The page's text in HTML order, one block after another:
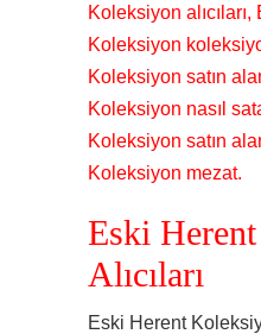
Koleksiyon
Koleksiyon
Koleksiyon satın
Koleksiyon nasıl
Koleksiyon satın
Koleksiyon mezat.
Eski
Alıcıları
Eski Herent